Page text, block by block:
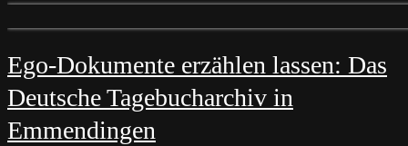
Ego-Dokumente erzählen lassen: Das
Deutsche Tagebucharchiv in
Emmendingen